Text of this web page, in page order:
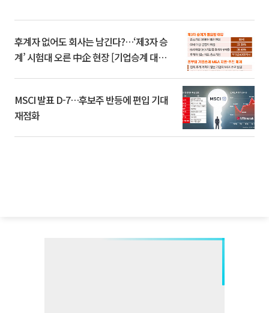
후계자 없어도 회사는 남긴다?…‘제3자 승
계’ 시험대 오른 中企 현장 [기업승계 대전
MSCI 발표 D-7…후보주 반등에 편입 기대
재점화